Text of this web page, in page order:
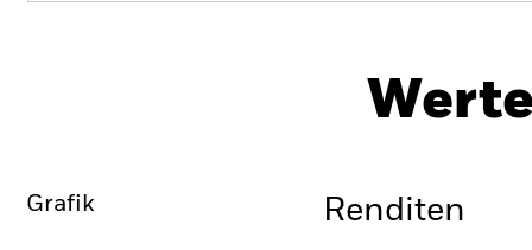
Grafik Renditen